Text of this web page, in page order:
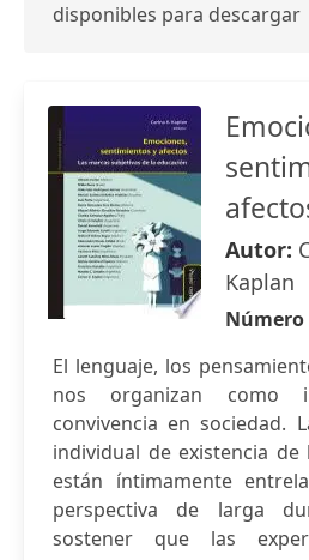
disponibles para descargar
Autor:
Kaplan
Número
El lenguaje, los
nos organizan como
convivencia en sociedad.
individual de existencia de
están íntimamente
perspectiva de larga
sostener que las